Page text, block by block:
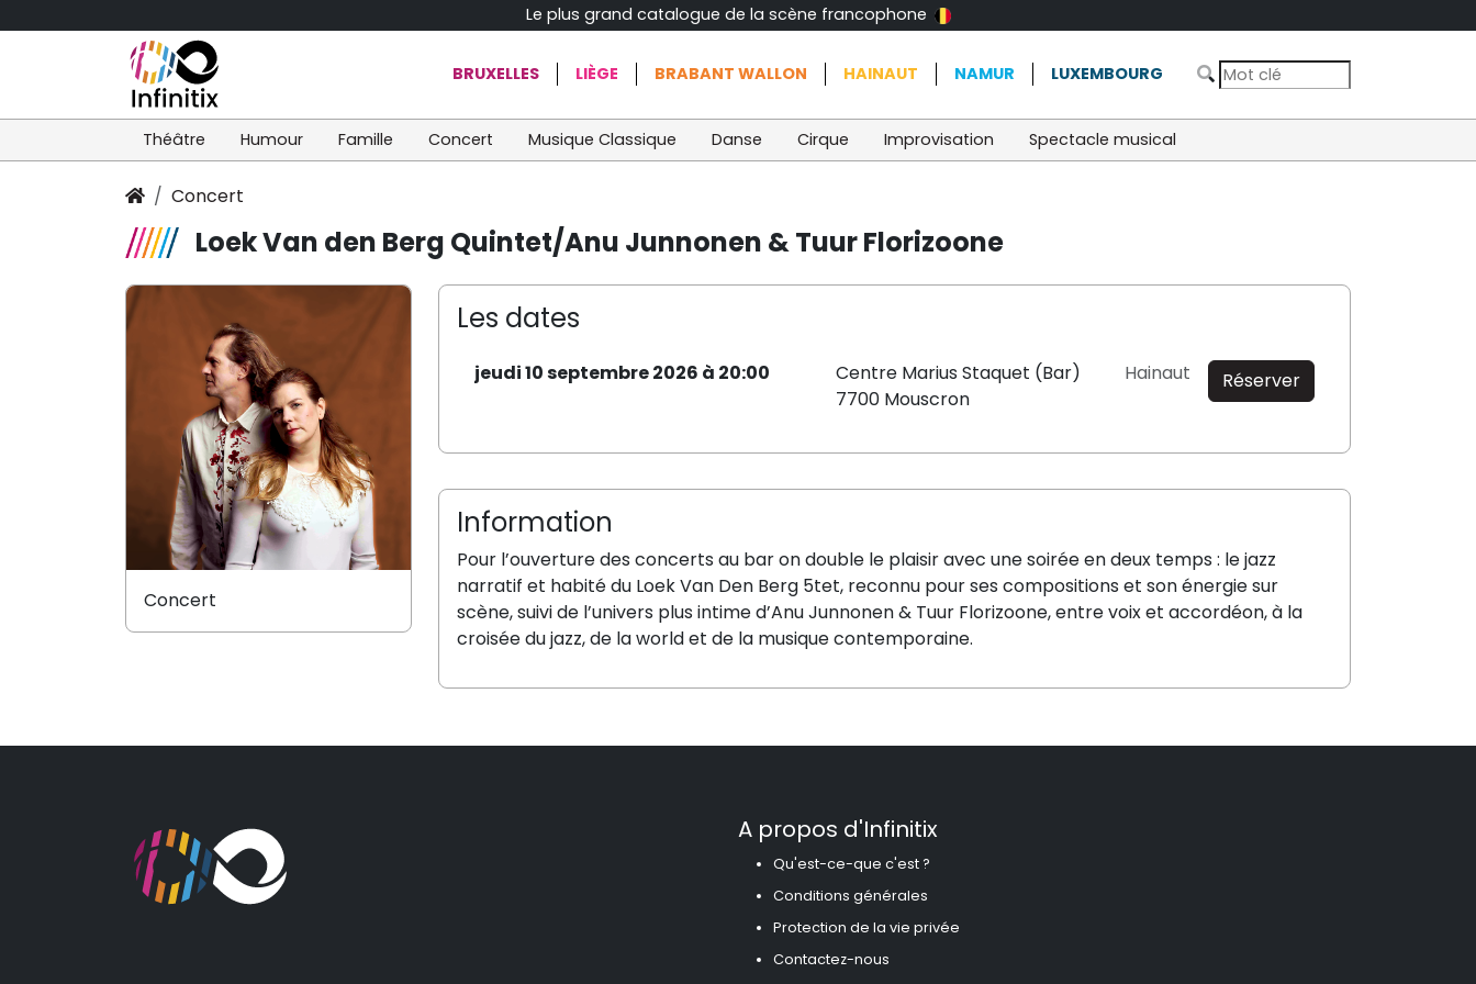
Le plus grand catalogue de la scène francophone
BRUXELLES LIÈGE BRABANT WALLON HAINAUT NAMUR LUXEMBOURG
Théâtre Humour Famille Concert Musique Classique Danse Cirque Improvisation Spectacle musical
Concert
Loek Van den Berg Quintet/Anu Junnonen & Tuur Florizoone
Les dates
jeudi 10 septembre 2026 à 20:00
Centre Marius Staquet (Bar)
7700 Mouscron
Hainaut Réserver
Information
Pour l’ouverture des concerts au bar on double le plaisir avec une soirée en deux temps : le jazz
narratif et habité du Loek Van Den Berg 5tet, reconnu pour ses compositions et son énergie sur
scène, suivi de l’univers plus intime d’Anu Junnonen & Tuur Florizoone, entre voix et accordéon, à la
croisée du jazz, de la world et de la musique contemporaine.
Concert
A propos d'Infinitix
Qu'est-ce-que c'est ?
Conditions générales
Protection de la vie privée
Contactez-nous